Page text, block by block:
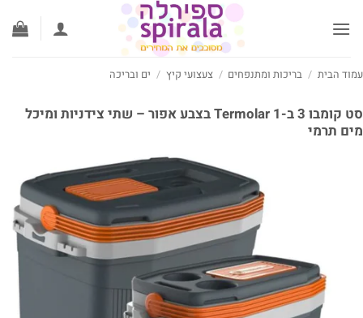
הבית / בריכות ומתנפחים / צעצועי קיץ / ים ובריכה
סט קומבו 3 ב-1 Termolar בצבע אפור – שתי צידניות ומיכל
תרמי